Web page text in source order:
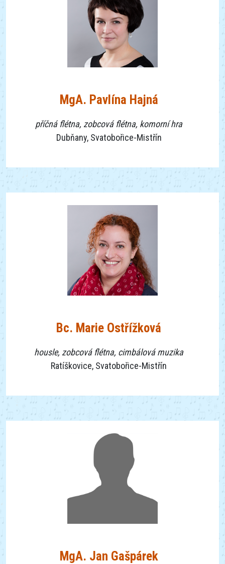
MgA. Pavlína Hajná
příčná flétna, zobcová flétna, komorní hra
Dubňany, Svatobořice-Mistřín
Bc. Marie Ostřížková
housle, zobcová flétna, cimbálová muzika
Ratíškovice, Svatobořice-Mistřín
MgA. Jan Gašpárek